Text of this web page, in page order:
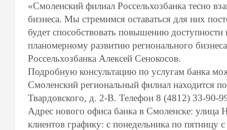
«Смоленский филиал Россельхозбанка тесно
бизнеса. Мы стремимся оставаться для них
будет способствовать повышению
планомерному развитию регионального
Россельхозбанка Алексей Сенокосов.
Подробную консультацию по услугам банка
Смоленский региональный филиал находится
Твардовского, д. 2-В. Телефон 8 (4812) 33-90-
Адрес нового офиса банка в Смоленске:
клиентов графику: с понедельника по